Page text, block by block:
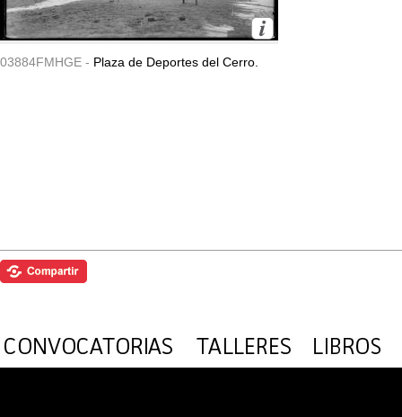
03884FMHGE - Plaza de Deportes del Cerro.